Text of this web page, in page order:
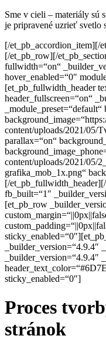
Sme v cieli – materiály sú
je pripravené uzrieť svetlo
[/et_pb_accordion_item][/
[/et_pb_row][/
fullwidth=“on“
hover_enabled=“0″
[et_pb_fullwidth_header
header_fullscreen=“on“
content/uploads/2021/05/
parallax=“on“
content/uploads/2021/05/
grafika_mob_1x.png“
[/
fb_built=“1″
[et_pb_row
_builder_version=“4.9.4″
_builder_version=“4.9.4″
sticky_enabled=“0″]
Proces
stránok